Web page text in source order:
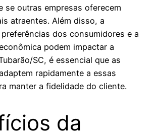
se outras empresas oferecem
atraentes. Além disso, a
dos consumidores e a
podem impactar a
SC, é essencial que as
rapidamente a essas
manter a fidelidade do cliente.
da